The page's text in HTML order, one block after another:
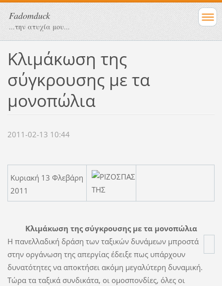
Fadomduck
...την ατυχία μου...
Κλιμάκωση της
σύγκρουσης με τα
μονοπώλια
2011-02-13 10:44
Κυριακή 13 Φλεβάρη
2011
Κλιμάκωση της σύγκρουσης με τα μονοπώλια
Η πανελλαδική δράση των ταξικών δυνάμεων μπροστά
στην οργάνωση της απεργίας έδειξε πως υπάρχουν
δυνατότητες να αποκτήσει ακόμη μεγαλύτερη δυναμική.
Τώρα τα ταξικά συνδικάτα, οι ομοσπονδίες, όλες οι